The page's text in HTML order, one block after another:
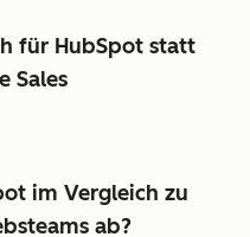
für HubSpot statt
Sales
im Vergleich zu
ab?